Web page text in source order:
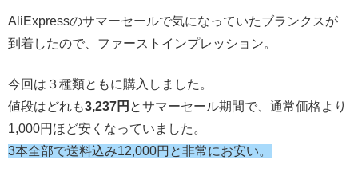
AliExpressのサマーセールで気になっていたブランクスが
到着したので、ファーストインプレッション。
今回は３種類ともに購入しました。
値段はどれも3,237円 とサマーセール期間で、通常価格より
1,000円ほど安くなっていました。
3本全部で送料込み12,000円と非常にお安い。